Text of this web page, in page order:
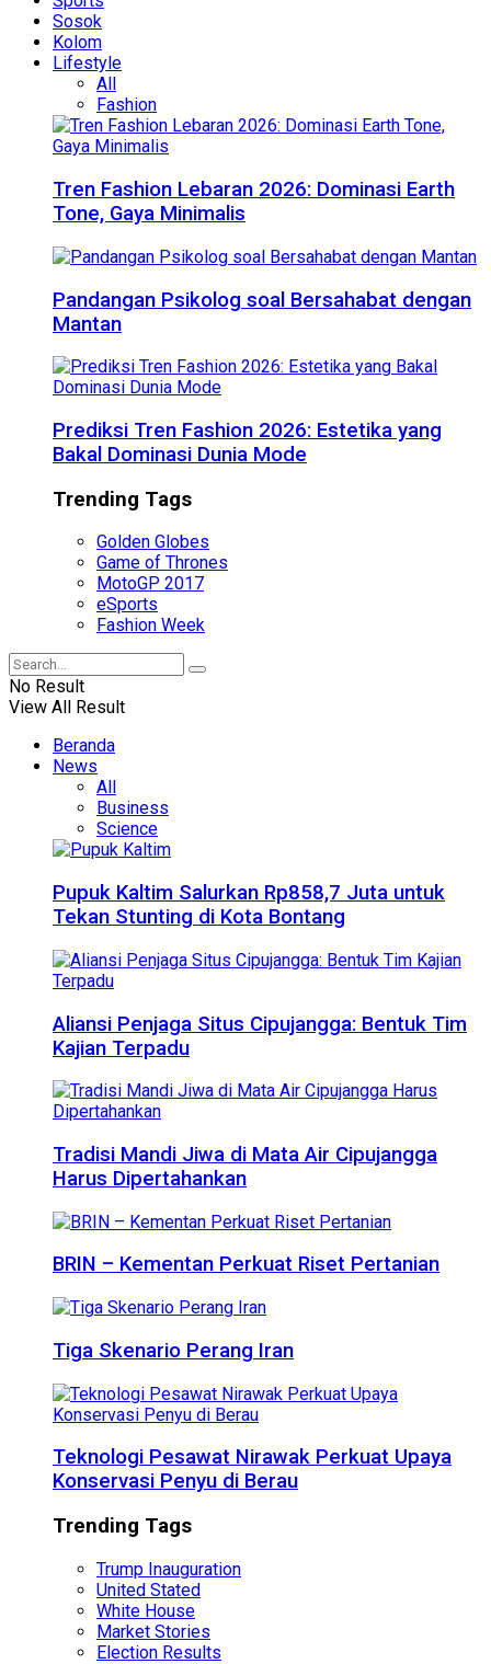
Sosok
Kolom
Lifestyle
All
Fashion
Tren Fashion Lebaran 2026: Dominasi Earth
Tone, Gaya Minimalis
Pandangan Psikolog soal Bersahabat dengan
Mantan
Prediksi Tren Fashion 2026: Estetika yang
Bakal Dominasi Dunia Mode
Trending Tags
Golden Globes
Game of Thrones
MotoGP 2017
eSports
Fashion Week
No Result
View All Result
Beranda
News
All
Business
Science
Pupuk Kaltim Salurkan Rp858,7 Juta untuk
Tekan Stunting di Kota Bontang
Aliansi Penjaga Situs Cipujangga: Bentuk Tim
Kajian Terpadu
Tradisi Mandi Jiwa di Mata Air Cipujangga
Harus Dipertahankan
BRIN – Kementan Perkuat Riset Pertanian
Tiga Skenario Perang Iran
Teknologi Pesawat Nirawak Perkuat Upaya
Konservasi Penyu di Berau
Trending Tags
Trump Inauguration
United Stated
White House
Market Stories
Election Results